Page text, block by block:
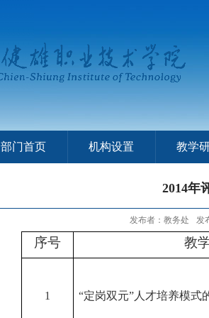
部门首页 机构设置 教学
2014年
发布者：教务处 发
序号 教
1 “定岗双元”人才培养模式